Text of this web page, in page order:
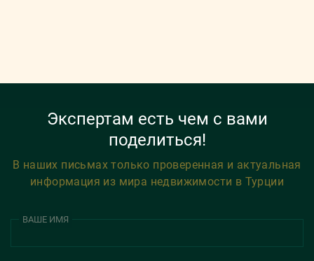
Экспертам есть чем с вами
поделиться!
В наших письмах только проверенная и актуальная
информация из мира недвижимости в Турции
ВАШЕ ИМЯ